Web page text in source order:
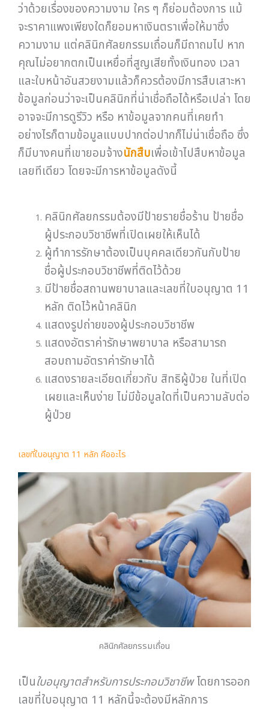
ว่าด้วยเรื่องของความงาม ใคร ๆ ก็ย่อมต้องการ แม้
จะราคาแพงเพียงใดก็ยอมหาเงินตราเพื่อให้มาซึ่ง
ความงาม แต่คลินิกศัลยกรรมเถื่อนก็มีถาถมไป หาก
คุณไม่อยากตกเป็นเหยื่อที่สูญเสียทั้งเงินทอง เวลา
และใบหน้าอันสวยงามแล้วก็ควรต้องมีการสืบเสาะหา
ข้อมูลก่อนว่าจะเป็นคลินิกที่น่าเชื่อถือได้หรือเปล่า โดย
อาจจะมีการดูรีวิว หรือ หาข้อมูลจากคนที่เคยทำ
อย่างไรก็ตามข้อมูลแบบปากต่อปากก็ไม่น่าเชื่อถือ ซึ่ง
ก็มีบางคนที่เขายอมจ้างนักสืบเพื่อเข้าไปสืบหาข้อมูล
เลยทีเดียว โดยจะมีการหาข้อมูลดังนี้
คลินิกศัลยกรรมต้องมีป้ายรายชื่อร้าน ป้ายชื่อ
ผู้ประกอบวิชาชีพที่เปิดเผยให้เห็นได้
ผู้ทำการรักษาต้องเป็นบุคคลเดียวกันกับป้าย
ชื่อผู้ประกอบวิชาชีพที่ติดไว้ด้วย
มีป้ายชื่อสถานพยาบาลและเลขที่ใบอนุญาต 11
หลัก ติดไว้หน้าคลินิก
แสดงรูปถ่ายของผู้ประกอบวิชาชีพ
แสดงอัตราค่ารักษาพยาบาล หรือสามารถ
สอบถามอัตราค่ารักษาได้
แสดงรายละเอียดเกี่ยวกับ สิทธิผู้ป่วย ในที่เปิด
เผยและเห็นง่าย ไม่มีข้อมูลใดที่เป็นความลับต่อ
ผู้ป่วย
เลขที่ใบอนุญาต 11 หลัก คืออะไร
คลินิกศัลยกรรมเถื่อน
เป็นใบอนุญาตสำหรับการประกอบวิชาชีพโดยการออก
เลขที่ใบอนุญาต 11 หลักนี้จะต้องมีหลักการ